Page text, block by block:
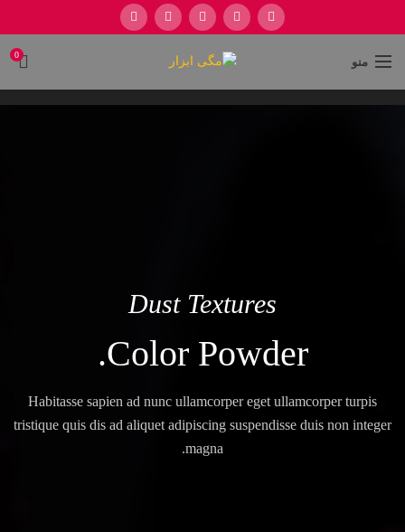
منو 0
Dust Textures
Color Powder.
Habitasse sapien ad nunc ullamcorper eget ullamcorper turpis
tristique quis dis ad aliquet adipiscing suspendisse duis non integer
magna.